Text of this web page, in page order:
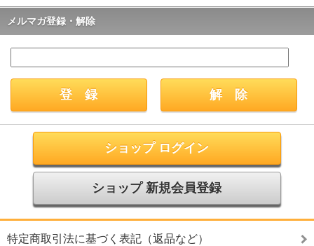
メルマガ登録・解除
ショップ ログイン
ショップ 新規会員登録
特定商取引法に基づく表記（返品など）